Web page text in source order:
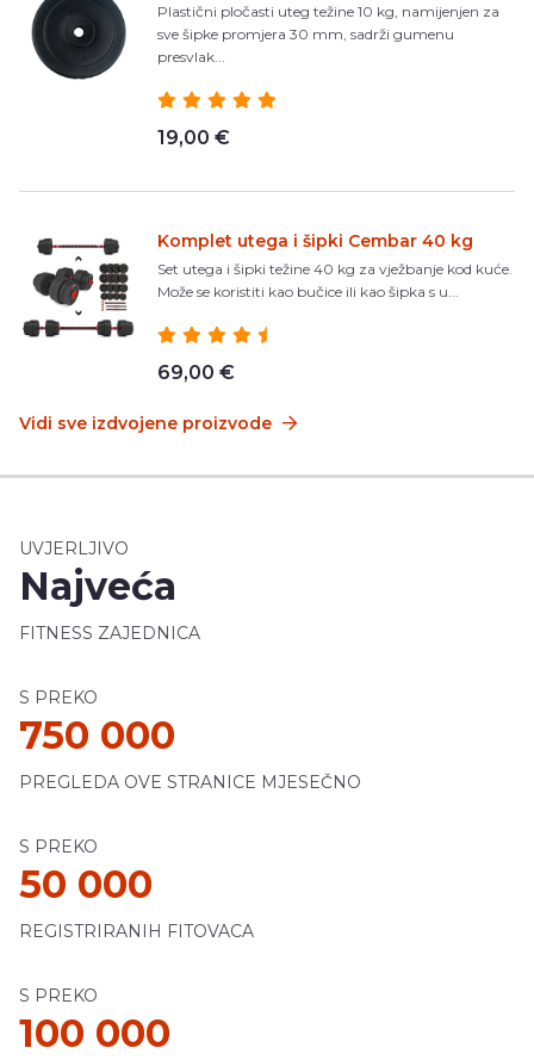
Plastični pločasti uteg težine 10 kg, namijenjen za
sve šipke promjera 30 mm, sadrži gumenu
presvlak...
19,00 €
Komplet utega i šipki Cembar 40 kg
Set utega i šipki težine 40 kg za vježbanje kod kuće.
Može se koristiti kao bučice ili kao šipka s u...
69,00 €
Vidi sve izdvojene proizvode
UVJERLJIVO
Najveća
FITNESS ZAJEDNICA
S PREKO
750 000
PREGLEDA OVE STRANICE MJESEČNO
S PREKO
50 000
REGISTRIRANIH FITOVACA
S PREKO
100 000